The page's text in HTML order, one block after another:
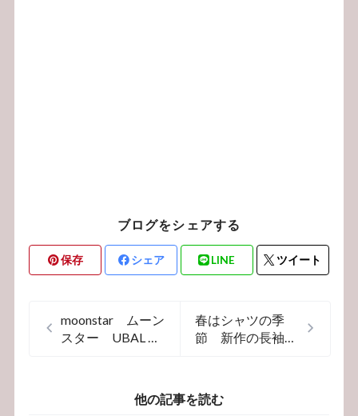
ブログをシェアする
保存 シェア LINE ツイート
moonstar ムーン
スター UBAL ユ
春はシャツの季
節 新作の長袖シ
す！マニュアルア
ルファベット
他の記事を読む